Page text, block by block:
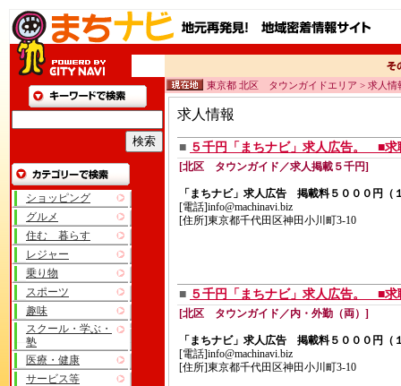
ショッピング
グルメ
住む 暮らす
レジャー
乗り物
スポーツ
趣味
スクール・学ぶ・
塾
医療・健康
サービス等
東京都 北区 タウンガイドエリア > 求人情
求人情報
■ ５千円「まちナビ」求人広告。 ■求
[北区 タウンガイド／求人掲載５千円]
「まちナビ」求人広告 掲載料５０００円（
[電話]info@machinavi.biz
[住所]東京都千代田区神田小川町3-10
■ ５千円「まちナビ」求人広告。 ■求
[北区 タウンガイド／内・外勤（両）]
「まちナビ」求人広告 掲載料５０００円（
[電話]info@machinavi.biz
[住所]東京都千代田区神田小川町3-10